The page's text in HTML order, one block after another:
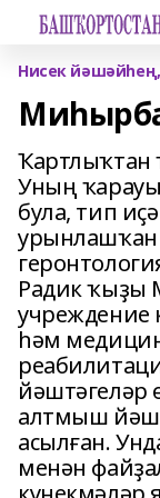
Нисек
Ҡартлыҡтан
Уның
була, тип
урынлашҡан
Радик ҡыҙы
учреждение
һәм
йәштәгеләр
алтмыш
асылған.
менән